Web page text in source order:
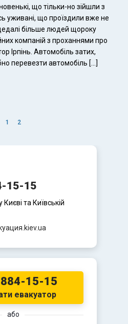
що тільки-но зійшли з
уживані, що проїздили вже не
більше людей щороку
компаній з проханнями про
Ірпінь. Автомобіль затих,
перевезти автомобіль […]
1 2
15-15
та Київській
15-15
евакуатор
або